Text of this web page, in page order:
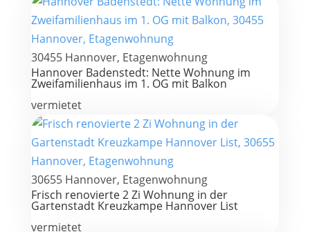
30455 Hannover, Etagenwohnung
Hannover Badenstedt: Nette Wohnung im
Zweifamilienhaus im 1. OG mit Balkon
vermietet
30655 Hannover, Etagenwohnung
Frisch renovierte 2 Zi Wohnung in der
Gartenstadt Kreuzkampe Hannover List
vermietet